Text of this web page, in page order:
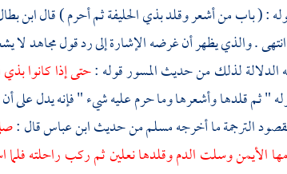
: ( باب من أشعر وقلدبذي الحليفةثم أحرم ) قالابن
. والذي يظهر أن غرضه الإشارة إلى رد قولمجاهدلا
الدلالة لذلك من حديثالمسورقوله :حتى إذا كانوابذي
" ثم قلدها وأشعرها وما حرم عليه شيء " فإنه يدل على
الترجمة ما أخرجهمسلممن حديثابن عباسقال :
الأيمن وسلت الدم وقلدها نعلين ثم ركب راحلته فلما